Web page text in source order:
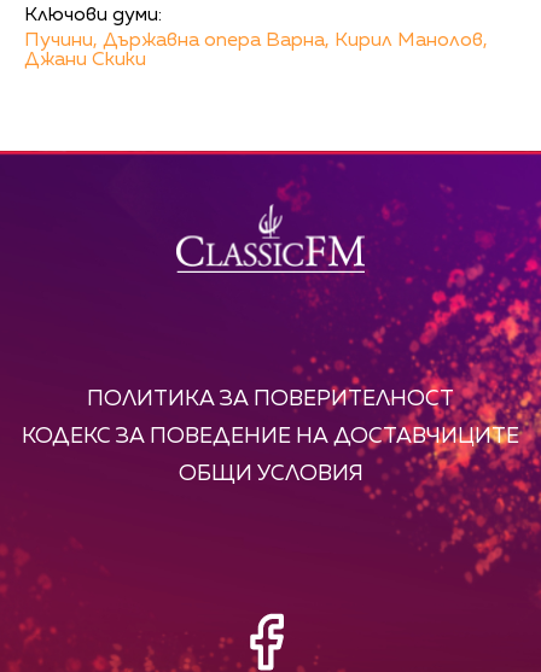
Ключови думи:
Пучини, Държавна опера Варна, Кирил Манолов,
Джани Скики
ПОЛИТИКА ЗА ПОВЕРИТЕЛНОСТ
КОДЕКС ЗА ПОВЕДЕНИЕ НА ДОСТАВЧИЦИТЕ
ОБЩИ УСЛОВИЯ